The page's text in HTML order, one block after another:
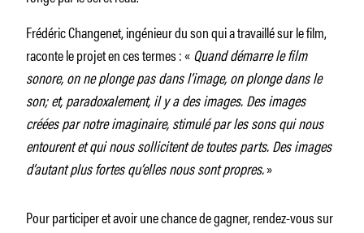
Frédéric Changenet, ingénieur du son qui a travaillé sur le film,
raconte le projet en ces termes : «Quand démarre le film
sonore, on ne plonge pas dans l’image, on plonge dans le
son; et, paradoxalement, il y a des images. Des images
créées par notre imaginaire, stimulé par les sons qui nous
entourent et qui nous sollicitent de toutes parts. Des images
d’autant plus fortes qu’elles nous sont propres.»
Pour participer et avoir une chance de gagner, rendez-vous sur